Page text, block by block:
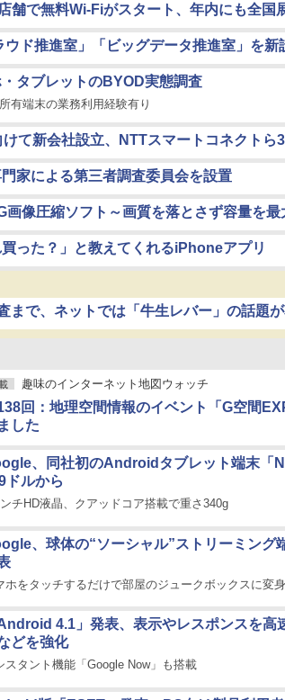
舗で無料Wi-Fiがスタート、年内にも全国
ウド推進室」「ビッグデータ推進室」を新
タブレットのBYOD実態調査
有端末の業務利用経験有り
て新会社設立、NTTスマートコネクトら
家による第三者調査委員会を設置
像圧縮ソフト～画質を落とさず容量を最
った？」と教えてくれるiPhoneアプリ
まで、ネットでは「牛生レバー」の話題
趣味のインターネット地図ウォッチ
回：地理空間情報のイベント「G空間
した
、同社初のAndroidタブレット端末「
ドルから
チHD液晶、クアッドコア搭載で重さ340g
、球体の“ソーシャル”ストリーミング
ホをタッチするだけで部屋のジュークボックスに変身
Android 4.1」発表、表示やレスポンスを高
どを強化
スタント機能「Google Now」も搭載